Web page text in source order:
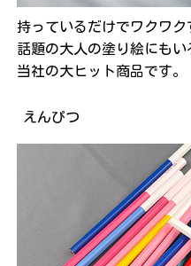
持っているだけでワクワク
話題の大人の塗り絵にもい
当社の大ヒット商品です。
えんぴつ